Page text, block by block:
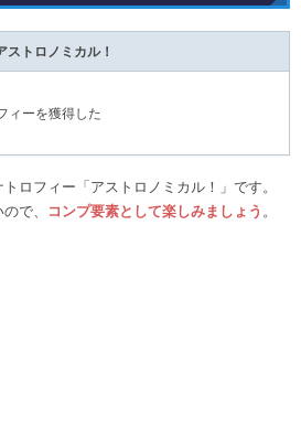
ストロノミカル！
ィーを獲得した
ロフィー「アストロノミカル！」です。
で、
コンプ要素として楽しみましょう 。